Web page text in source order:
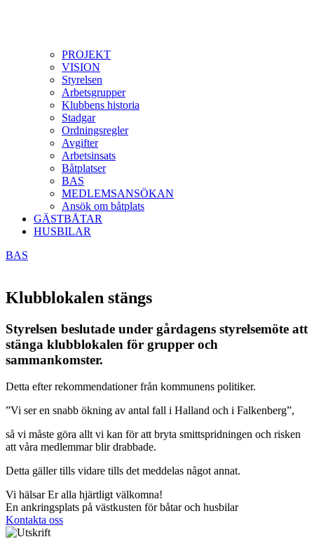
PROJEKT
VISION
Styrelsen
Arbetsgrupper
Klubbens historia
Stadgar
Ordningsregler
Avgifter
Arbetsinsats
Båtplatser
BAS
MEDLEMSANSÖKAN
Ansök om båtplats
GÄSTBÅTAR
HUSBILAR
BAS
Klubblokalen stängs
Styrelsen beslutade under gårdagens styrelsemöte att
stänga klubblokalen för grupper och
sammankomster.
Detta efter rekommendationer från kommunens politiker.
”Vi ser en snabb ökning av antal fall i Halland och i Falkenberg”,
så vi måste göra allt vi kan för att bryta smittspridningen och risken
att våra medlemmar blir drabbade.
Detta gäller tills vidare tills det meddelas något annat.
Vi hälsar Er alla hjärtligt välkomna!
En ankringsplats på västkusten för båtar och husbilar
Kontakta oss